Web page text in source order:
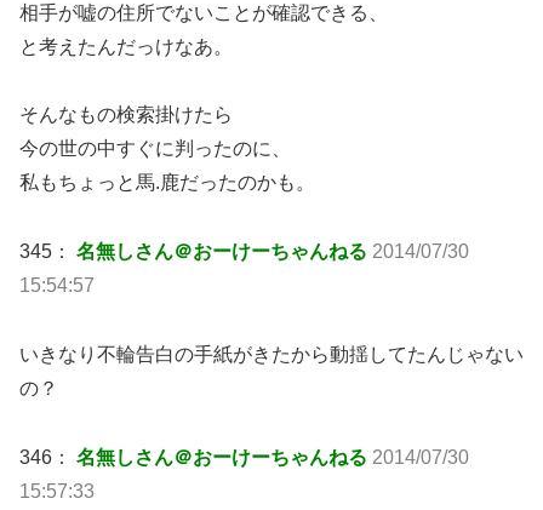
相手が嘘の住所でないことが確認できる、
と考えたんだっけなあ。
そんなもの検索掛けたら
今の世の中すぐに判ったのに、
私もちょっと馬.鹿だったのかも。
345： 名無しさん＠おーけーちゃんねる 2014/07/30
15:54:57
いきなり不輪告白の手紙がきたから動揺してたんじゃない
の？
346： 名無しさん＠おーけーちゃんねる 2014/07/30
15:57:33